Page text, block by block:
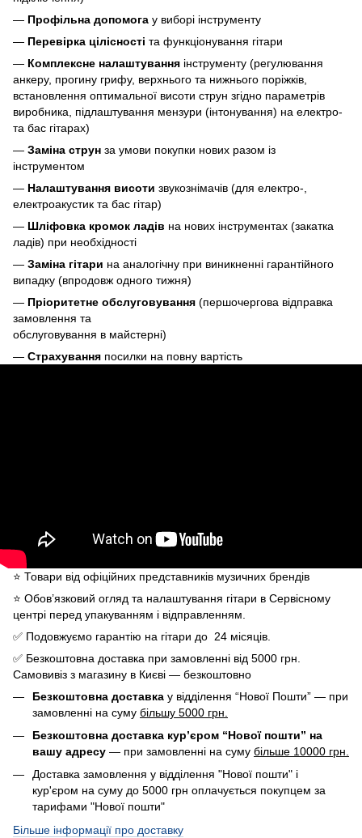
— Профільна допомога у виборі інструменту
— Перевірка цілісності та функціонування гітари
— Комплексне налаштування інструменту (регулювання
анкеру, прогину грифу, верхнього та нижнього поріжків,
встановлення оптимальної висоти струн згідно параметрів
виробника, підлаштування мензури (інтонування) на електро-
та бас гітарах)
— Заміна струн за умови покупки нових разом із
інструментом
— Налаштування висоти звукознімачів (для електро-,
електроакустик та бас гітар)
— Шліфовка кромок ладів на нових інструментах (закатка
ладів) при необхідності
— Заміна гітари на аналогічну при виникненні гарантійного
випадку (впродовж одного тижня)
— Пріоритетне обслуговування (першочергова відправка
замовлення та
обслуговування в майстерні)
— Страхування посилки на повну вартість
⭐️ Товари від офіційних представників музичних брендів
⭐️ Обов’язковий огляд та налаштування гітари в Сервісному
центрі перед упакуванням і відправленням.
✅ Подовжуємо гарантію на гітари до 24 місяців.
✅ Безкоштовна доставка при замовленні від 5000 грн.
Самовивіз з магазину в Києві — безкоштовно
Безкоштовна доставка у відділення “Нової Пошти” — при
замовленні на суму більшу 5000 грн.
Безкоштовна доставка кур’єром “Нової пошти” на
вашу адресу — при замовленні на суму більше 10000 грн.
Доставка замовлення у відділення "Нової пошти" і
кур'єром на суму до 5000 грн оплачується покупцем за
тарифами "Нової пошти"
Більше інформації про доставку